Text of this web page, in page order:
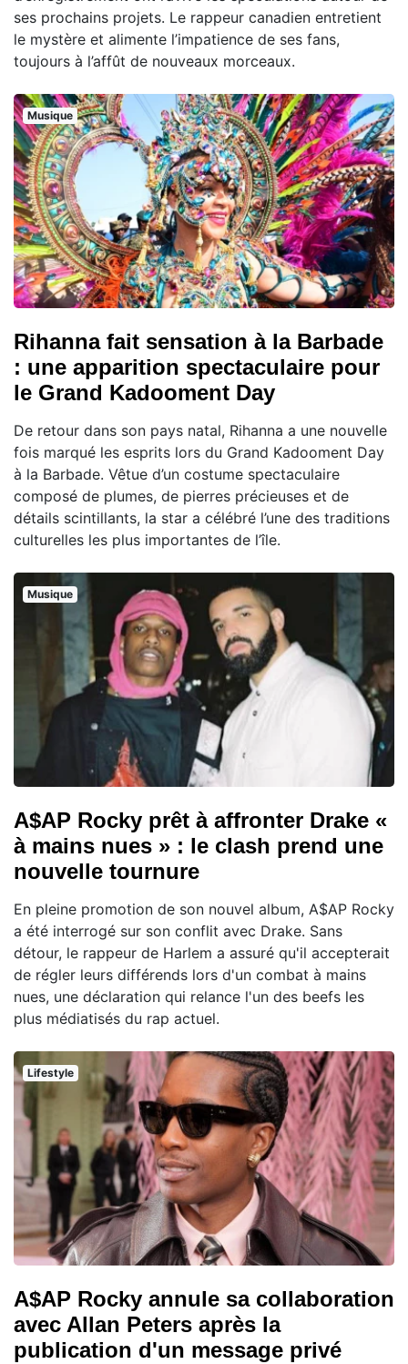
ses prochains projets. Le rappeur canadien entretient
le mystère et alimente l’impatience de ses fans,
toujours à l’affût de nouveaux morceaux.
Musique
Rihanna fait sensation à la Barbade
: une apparition spectaculaire pour
le Grand Kadooment Day
De retour dans son pays natal, Rihanna a une nouvelle
fois marqué les esprits lors du Grand Kadooment Day
à la Barbade. Vêtue d’un costume spectaculaire
composé de plumes, de pierres précieuses et de
détails scintillants, la star a célébré l’une des traditions
culturelles les plus importantes de l’île.
Musique
A$AP Rocky prêt à affronter Drake «
à mains nues » : le clash prend une
nouvelle tournure
En pleine promotion de son nouvel album, A$AP Rocky
a été interrogé sur son conflit avec Drake. Sans
détour, le rappeur de Harlem a assuré qu'il accepterait
de régler leurs différends lors d'un combat à mains
nues, une déclaration qui relance l'un des beefs les
plus médiatisés du rap actuel.
Lifestyle
A$AP Rocky annule sa collaboration
avec Allan Peters après la
publication d'un message privé